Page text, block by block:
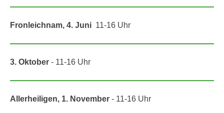
Fronleichnam, 4. Juni 11-16 Uhr
3. Oktober - 11-16 Uhr
Allerheiligen, 1. November - 11-16 Uhr